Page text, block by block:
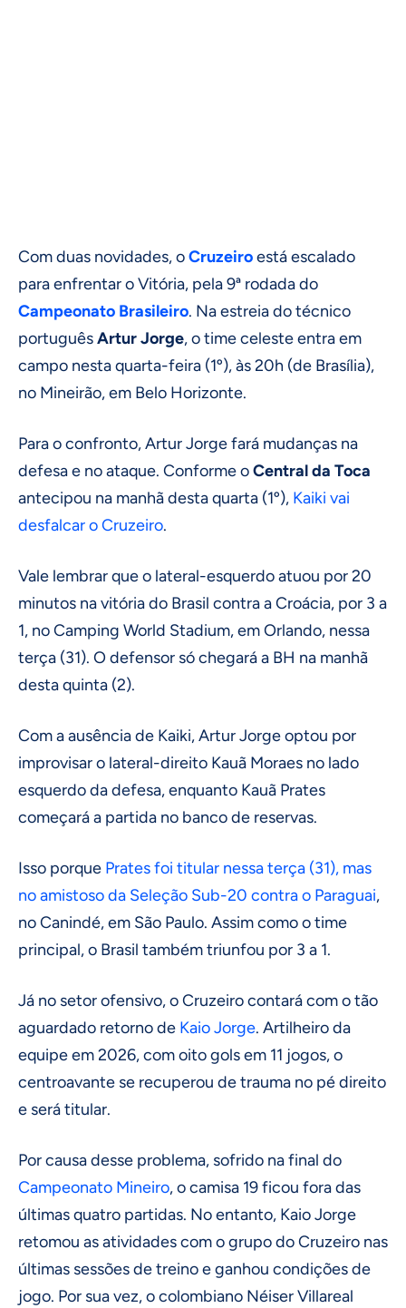
Com duas novidades, oCruzeiroestá escalado
para enfrentar o Vitória, pela 9ª rodada do
Campeonato Brasileiro. Na estreia do técnico
portuguêsArtur Jorge, o time celeste entra em
campo nesta quarta-feira (1º), às 20h (de Brasília),
no Mineirão, em Belo Horizonte.
Para o confronto, Artur Jorge fará mudanças na
defesa e no ataque. Conforme oCentral da Toca
antecipou na manhã desta quarta (1º), Kaiki vai
desfalcar o Cruzeiro.
Vale lembrar que o lateral-esquerdo atuou por 20
minutos na vitória do Brasil contra a Croácia, por 3 a
1, no Camping World Stadium, em Orlando, nessa
terça (31). O defensor só chegará a BH na manhã
desta quinta (2).
Com a ausência de Kaiki, Artur Jorge optou por
improvisar o lateral-direito Kauã Moraes no lado
esquerdo da defesa, enquanto Kauã Prates
começará a partida no banco de reservas.
Isso porque Prates foi titular nessa terça (31), mas
no amistoso da Seleção Sub-20 contra o Paraguai,
no Canindé, em São Paulo. Assim como o time
principal, o Brasil também triunfou por 3 a 1.
Já no setor ofensivo, o Cruzeiro contará com o tão
aguardado retorno de Kaio Jorge. Artilheiro da
equipe em 2026, com oito gols em 11 jogos, o
centroavante se recuperou de trauma no pé direito
e será titular.
Por causa desse problema, sofrido na final do
Campeonato Mineiro, o camisa 19 ficou fora das
últimas quatro partidas. No entanto, Kaio Jorge
retomou as atividades com o grupo do Cruzeiro nas
últimas sessões de treino e ganhou condições de
jogo. Por sua vez, o colombiano Néiser Villareal